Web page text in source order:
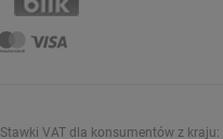
Stawki VAT dla konsumentów z kraju: